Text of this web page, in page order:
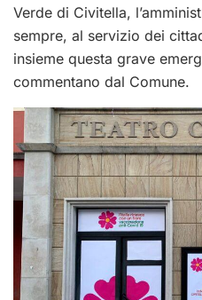
Verde di Civitella,
sempre, al servizio dei
insieme questa grave
commentano dal Comune.